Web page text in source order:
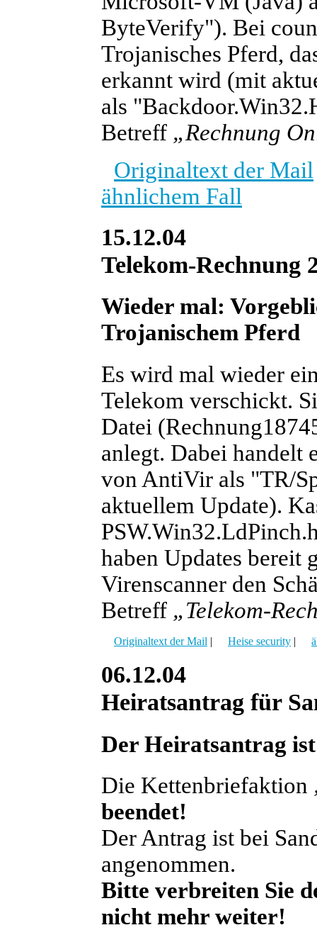
ByteVerify"). Bei
Trojanisches Pferd,
erkannt wird (mit
als
Betreff „Rechnung
Originaltext der Mail
ähnlichem Fall
15.12.04
Telekom-Rechnung
Wieder mal:
Trojanischem Pferd
Es wird mal wieder
Telekom verschickt.
Datei
anlegt. Dabei handelt
von AntiVir als "TR/
aktuellem Update).
haben Updates bereit
Virenscanner den
Betreff „Telekom-
Originaltext der Mail | Heise security |
06.12.04
Heiratsantrag für
Der Heiratsantrag
Die Kettenbriefaktion
beendet!
Der Antrag ist bei
angenommen.
Bitte verbreiten Sie
nicht mehr weiter!